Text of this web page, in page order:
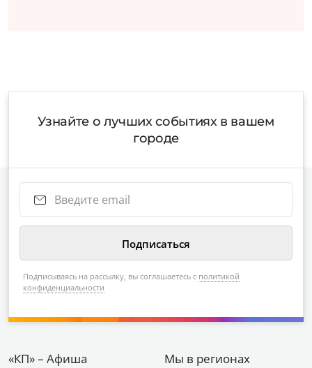
Узнайте о лучших событиях в вашем
городе
Подписываясь на рассылку, вы соглашаетесь с политикой
конфиденциальности
«КП» – Афиша Мы в регионах